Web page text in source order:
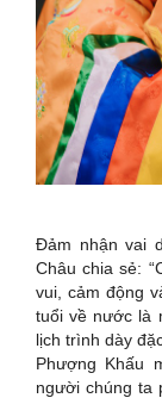
Đảm nhận vai
Châu chia sẻ:
vui, cảm động
tuổi về nước là
lịch trình dày
Phượng Khấu
người chúng ta